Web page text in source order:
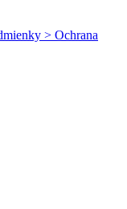
> Ochrana